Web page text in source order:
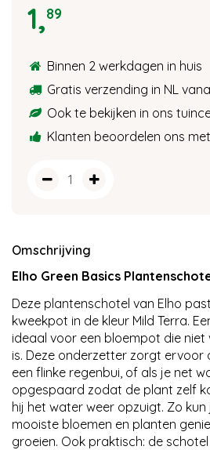
1,89
Binnen 2 werkdagen in huis
Gratis verzending in NL
Ook te bekijken in ons
Klanten beoordelen ons met
Omschrijving
Elho Green Basics
Deze plantenschotel van Elho
kweekpot in de kleur Mild Terra.
ideaal voor een bloempot die
is. Deze onderzetter zorgt ervoor
een flinke regenbui, of als je net
opgespaard zodat de plant zelf
hij het water weer opzuigt. Zo kun
mooiste bloemen en planten
groeien. Ook praktisch: de